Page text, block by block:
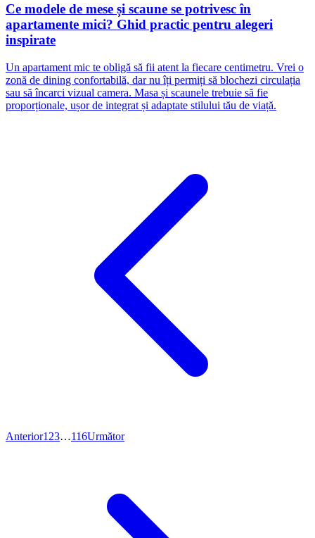
Ce modele de mese și scaune se potrivesc în
apartamente mici? Ghid practic pentru alegeri
inspirate
Un apartament mic te obligă să fii atent la fiecare centimetru. Vrei o
zonă de dining confortabilă, dar nu îți permiți să blochezi circulația
sau să încarci vizual camera. Masa și scaunele trebuie să fie
proporționale, ușor de integrat și adaptate stilului tău de viață.
Anterior1 23…116Următor